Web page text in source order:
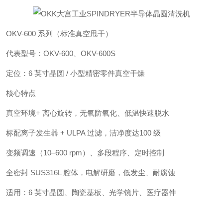
OKV-600 系列（标准真空甩干）
代表型号：OKV-600、OKV-600S
定位：6 英寸晶圆 / 小型精密零件真空干燥
核心特点
真空环境+ 离心旋转，无氧防氧化、低温快速脱水
标配离子发生器 + ULPA 过滤，洁净度达100 级
变频调速（10–600 rpm）、多段程序、定时控制
全密封 SUS316L 腔体，电解研磨，低发尘、耐腐蚀
适用：6 英寸晶圆、陶瓷基板、光学镜片、医疗器件